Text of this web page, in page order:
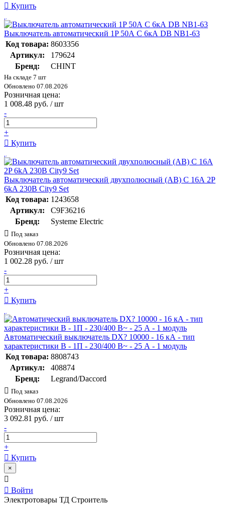
Купить
Выключатель автоматический 1P 50А C 6кА DB NB1-63
Код товара: 8603356
Артикул:
179624
Бренд:
CHINT
На складе 7 шт
Обновлено 07.08.2026
Розничная цена:
1 008.48 руб. / шт
-
+
Купить
Выключатель автоматический двухполюсный (АВ) С 16А 2P
6kA 230В City9 Set
Код товара: 1243658
Артикул:
C9F36216
Бренд:
Systeme Electric
Под заказ
Обновлено 07.08.2026
Розничная цена:
1 002.28 руб. / шт
-
+
Купить
Автоматический выключатель DX? 10000 - 16 кА - тип
характеристики B - 1П - 230/400 В~ - 25 А - 1 модуль
Код товара: 8808743
Артикул:
408874
Бренд:
Legrand/Daccord
Под заказ
Обновлено 07.08.2026
Розничная цена:
3 092.81 руб. / шт
-
+
Купить
×
Войти
Электротовары ТД Строитель